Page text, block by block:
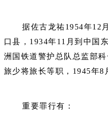
据佐古龙祐1954年12
口县，1934年11月到中国
洲国铁道警护总队总监部
旅少将旅长等职，1945年8
重要罪行有：